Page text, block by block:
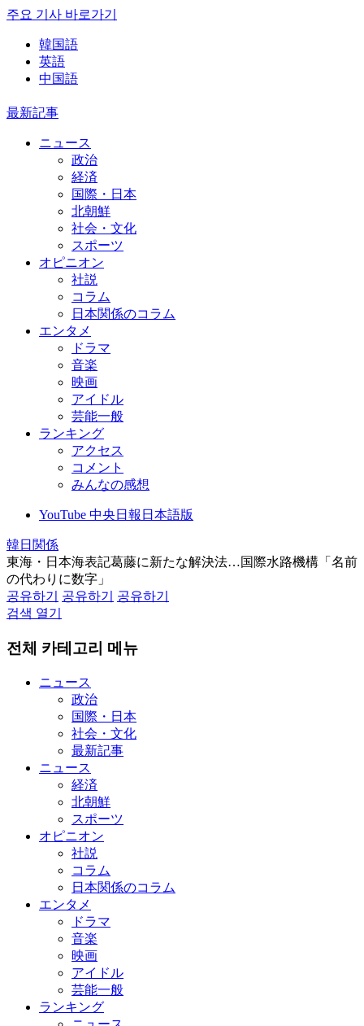
주요 기사 바로가기
韓国語
英語
中国語
最新記事
ニュース
政治
経済
国際・日本
北朝鮮
社会・文化
スポーツ
オピニオン
社説
コラム
日本関係のコラム
エンタメ
ドラマ
音楽
映画
アイドル
芸能一般
ランキング
アクセス
コメント
みんなの感想
YouTube 中央日報日本語版
韓日関係
東海・日本海表記葛藤に新たな解決法…国際水路機構「名前
の代わりに数字」
공유하기
공유하기
공유하기
검색 열기
전체 카테고리 메뉴
ニュース
政治
国際・日本
社会・文化
最新記事
ニュース
経済
北朝鮮
スポーツ
オピニオン
社説
コラム
日本関係のコラム
エンタメ
ドラマ
音楽
映画
アイドル
芸能一般
ランキング